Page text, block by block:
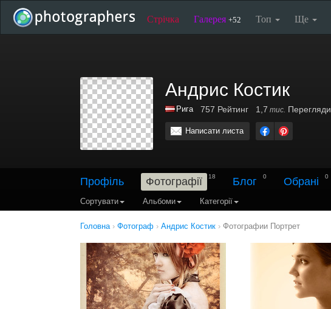
Стрічка Галерея +52 Топ Ще
Андрис Костик
Рига 757 Рейтинг 1,7 тис. Перегляди
Написати листа
Профіль Фотографії 18 Блог 0 Обрані 0
Сортувати Альбоми Категорії
Головна› Фотограф › Андрис Костик › Фотографии Портрет